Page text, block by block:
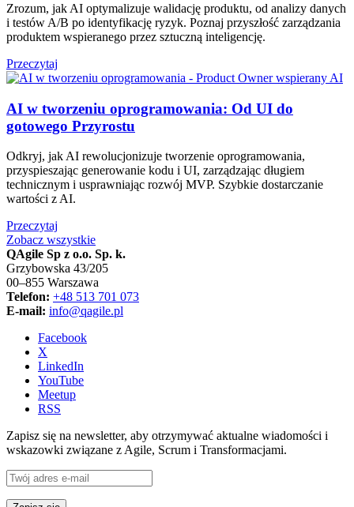
Zrozum, jak AI optymalizuje walidację produktu, od analizy danych
i testów A/B po identyfikację ryzyk. Poznaj przyszłość zarządzania
produktem wspieranego przez sztuczną inteligencję.
Przeczytaj
AI w tworzeniu oprogramowania: Od UI do
gotowego Przyrostu
Odkryj, jak AI rewolucjonizuje tworzenie oprogramowania,
przyspieszając generowanie kodu i UI, zarządzając długiem
technicznym i usprawniając rozwój MVP. Szybkie dostarczanie
wartości z AI.
Przeczytaj
Zobacz wszystkie
QAgile Sp z o.o. Sp. k.
Grzybowska 43/205
00–855 Warszawa
Telefon: +48 513 701 073
E-mail: info@qagile.pl
Facebook
X
LinkedIn
YouTube
Meetup
RSS
Zapisz się na newsletter, aby otrzymywać aktualne wiadomości i
wskazowki związane z Agile, Scrum i Transformacjami.